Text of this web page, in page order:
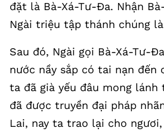
đặt là Bà-Xá-Tư-Đa. Nhận
Ngài triệu tập thánh chúng
Sau đó, Ngài gọi Bà-Xá-Tư-
nước nầy sắp có tai nạn đến
ta đã già yếu đâu mong lánh
đã được truyền đại pháp
Lai, nay ta trao lại cho